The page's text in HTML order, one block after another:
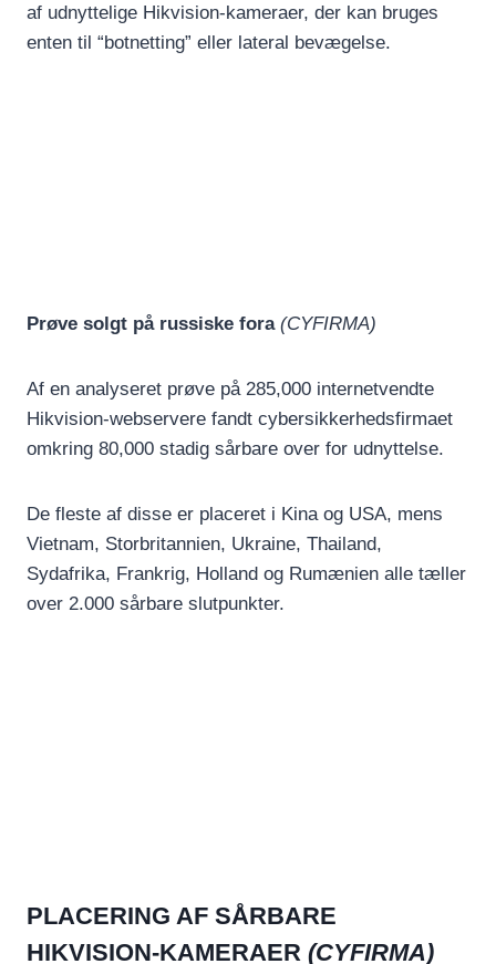
af udnyttelige Hikvision-kameraer, der kan bruges
enten til “botnetting” eller lateral bevægelse.
Prøve solgt på russiske fora(CYFIRMA)
Af en analyseret prøve på 285,000 internetvendte
Hikvision-webservere fandt cybersikkerhedsfirmaet
omkring 80,000 stadig sårbare over for udnyttelse.
De fleste af disse er placeret i Kina og USA, mens
Vietnam, Storbritannien, Ukraine, Thailand,
Sydafrika, Frankrig, Holland og Rumænien alle tæller
over 2.000 sårbare slutpunkter.
PLACERING AF SÅRBARE
HIKVISION-KAMERAER (CYFIRMA)